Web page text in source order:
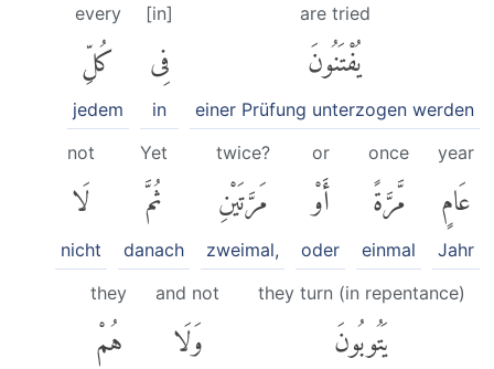
are tried
يُفْتَنُونَ
einer Prüfung unterzogen werden
[in]
فِى
in
every
كُلِّ
jedem
year
عَامٍ
Jahr
once
مَّرَّةً
einmal
or
أَوْ
oder
twice?
مَرَّتَيْنِ
zweimal,
Yet
ثُمَّ
danach
not
لَا
nicht
they turn (in repentance)
يَتُوبُونَ
and not
وَلَا
they
هُمْ